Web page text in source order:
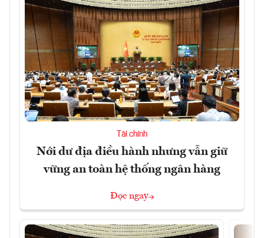
Tài chính
Nới dư địa điều hành nhưng vẫn giữ
vững an toàn hệ thống ngân hàng
Đọc ngay